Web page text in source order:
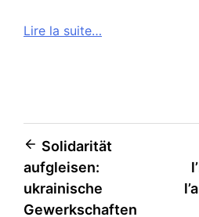
Lire la suite…
Navigation
de
l’article
Solidarität
aufgleisen:
ukrainische
Gewerkschaften